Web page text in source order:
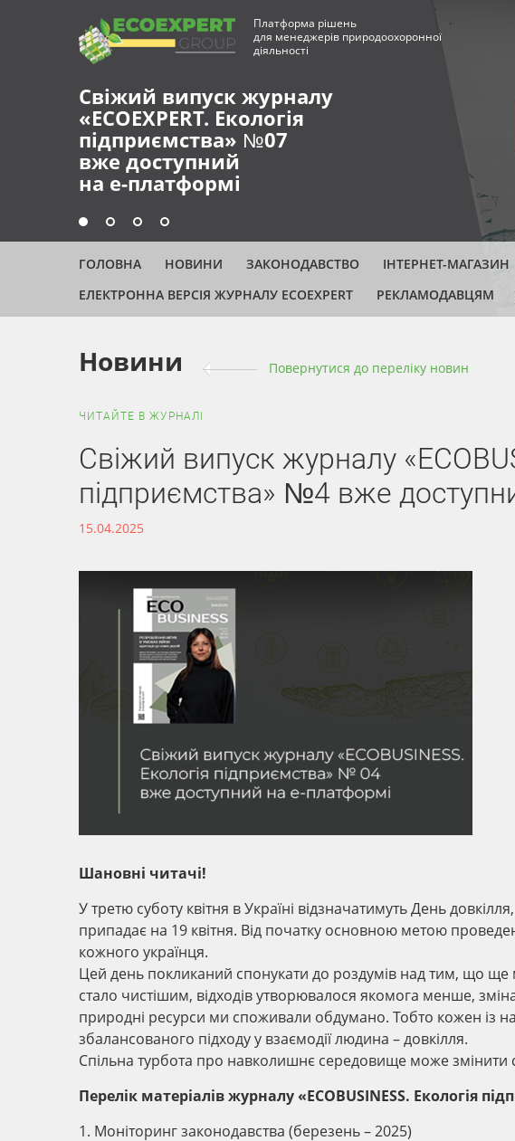
Свіжий випуск журналу
«ECOEXPERT. Екологія
підприємства» №07
вже доступний
на е-платформі
Платформа рішень
для менеджерів природоохоронної
діяльності
ГОЛОВНА НОВИНИ ЗАКОНОДАВСТВО ІНТЕРНЕТ-МАГАЗИН
ЕЛЕКТРОННА ВЕРСІЯ ЖУРНАЛУ ECOEXPERT
РЕКЛАМОДАВЦЯМ
Новини Повернутися до переліку новин
ЧИТАЙТЕ В ЖУРНАЛІ
Свіжий випуск журналу
підприємства» №4 вже
15.04.2025
Шановні читачі!
У третю суботу квітня в Україні відзначатимуть День
припадає на 19 квітня. Від початку основною метою
кожного українця.
Цей день покликаний спонукати до роздумів над тим, що
стало чистішим, відходів утворювалося якомога менше,
природні ресурси ми споживали обдумано. Тобто кожен із
збалансованого підходу у взаємодії людина – довкілля.
Спільна турбота про навколишнє середовище може змінити
Перелік матеріалів журналу «ECOBUSINESS. Екологія
1. Моніторинг законодавства (березень – 2025)